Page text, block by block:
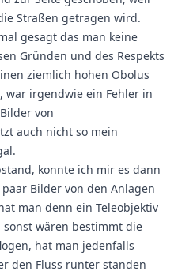
Straßen getragen wird.
gesagt das man keine
Gründen und des Respekts
ziemlich hohen Obolus
war irgendwie ein Fehler in
von
auch nicht so mein
konnte ich mir es dann
Bilder von den Anlagen
man denn ein Teleobjektiv
wären bestimmt die
hat man jedenfalls
den Fluss runter standen